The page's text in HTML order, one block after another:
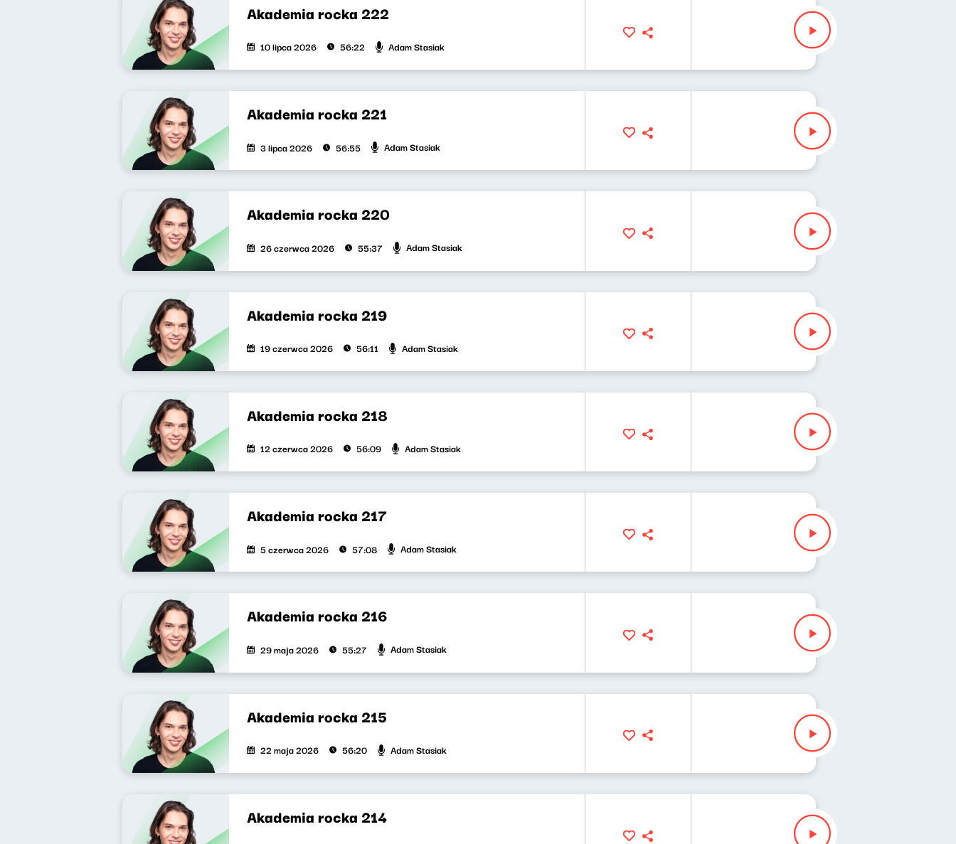
Akademia rocka 222
10 lipca 2026 56:22 Adam Stasiak
Akademia rocka 221
3 lipca 2026 56:55 Adam Stasiak
Akademia rocka 220
26 czerwca 2026 55:37 Adam Stasiak
Akademia rocka 219
19 czerwca 2026 56:11 Adam Stasiak
Akademia rocka 218
12 czerwca 2026 56:09 Adam Stasiak
Akademia rocka 217
5 czerwca 2026 57:08 Adam Stasiak
Akademia rocka 216
29 maja 2026 55:27 Adam Stasiak
Akademia rocka 215
22 maja 2026 56:20 Adam Stasiak
Akademia rocka 214